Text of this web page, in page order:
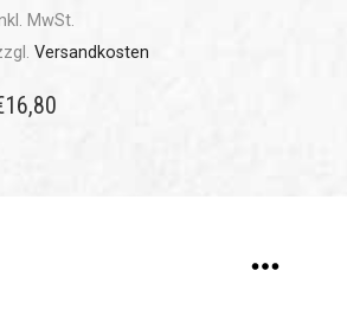
MwSt.
Versandkosten
16,80